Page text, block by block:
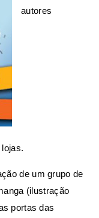
autores
de um grupo de
(ilustração
portas das